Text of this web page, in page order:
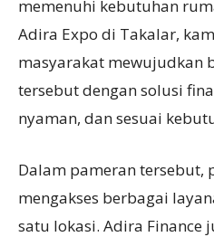
memenuhi kebutuhan
Adira Expo di Takalar,
masyarakat mewujudkan
tersebut dengan solusi
nyaman, dan sesuai
Dalam pameran tersebut,
mengakses berbagai
satu lokasi. Adira Finance